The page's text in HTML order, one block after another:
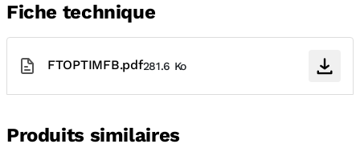
Fiche technique
FTOPTIMFB.pdf281.6 Ko
Produits similaires